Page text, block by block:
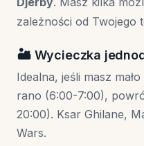
zależności od Twojego
🏜️ Wycieczka
Idealna, jeśli masz
rano (6:00-7:00),
20:00). Ksar Ghilane,
Wars.